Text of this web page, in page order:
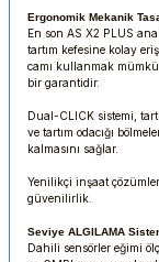
Ergonomik Mekanik
En son AS X2 PLUS
tartım kefesine kolay
camı kullanmak
bir garantidir.
Dual-CLICK sistemi,
ve tartım odacığı
kalmasını sağlar.
Yenilikçi inşaat
güvenilirlik.
Seviye ALGILAMA
Dahili sensörler eğimi